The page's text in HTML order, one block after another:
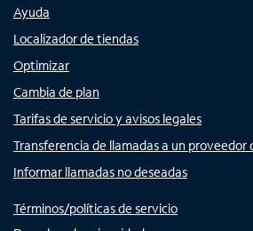
Ayuda
Localizador de tiendas
Optimizar
Cambia de plan
Tarifas de servicio y avisos legales
Transferencia de llamadas a un proveedor
Informar llamadas no deseadas
Términos/políticas de servicio